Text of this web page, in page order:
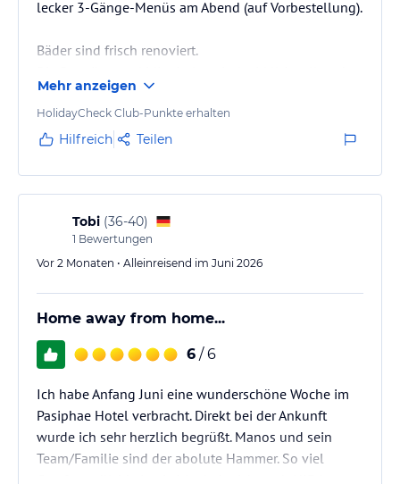
lecker 3-Gänge-Menüs am Abend (auf Vorbestellung).
Bäder sind frisch renoviert.
immer hilfsbereit.
Mehr anzeigen
HolidayCheck Club-Punkte erhalten
Hilfreich Teilen
Tobi (36-40)
1 Bewertungen
Vor 2 Monaten • Alleinreisend im Juni 2026
Home away from home...
6 / 6
Ich habe Anfang Juni eine wunderschöne Woche im
Pasiphae Hotel verbracht. Direkt bei der Ankunft
wurde ich sehr herzlich begrüßt. Manos und sein
Team/Familie sind der abolute Hammer. So viel